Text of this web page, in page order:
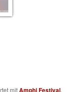
mitAmphi Festival,